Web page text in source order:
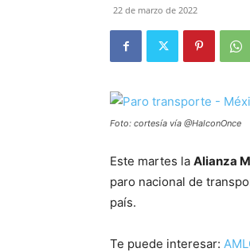
22 de marzo de 2022
Foto: cortesía vía @HalconOnce
Este martes la Alianza
paro nacional de
país.
Te puede interesar: